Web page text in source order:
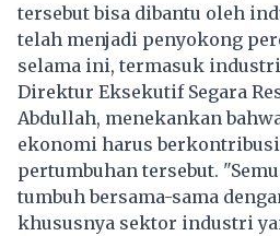
tersebut bisa dibantu oleh
telah menjadi penyokong
selama ini, termasuk
Direktur Eksekutif Segara
Abdullah, menekankan
ekonomi harus
pertumbuhan tersebut.
tumbuh bersama-sama
khususnya sektor industri